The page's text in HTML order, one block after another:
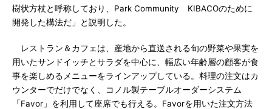
樹状方杖と呼称しており、Park Community KIBACOのために
開発した構法だ」と説明した。
レストラン＆カフェは、産地から直送される旬の野菜や果実を
用いたサンドイッチとサラダを中心に、幅広い年齢層の顧客が食
事を楽しめるメニューをラインアップしている。料理の注文はカ
ウンターでだけでなく、コノル製テーブルオーダーシステム
「Favor」を利用して座席でも行える。Favorを用いた注文方法